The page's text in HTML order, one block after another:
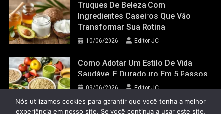
Truques De Beleza Com
Ingredientes Caseiros Que Vão
Transformar Sua Rotina
10/06/2026 Editor JC
Como Adotar Um Estilo De Vida
Saudável E Duradouro Em 5 Passos
09/06/2026 Editor JC
Nós utilizamos cookies para garantir que você tenha a melhor
experiência em nosso site. Se você continua a usar este site,